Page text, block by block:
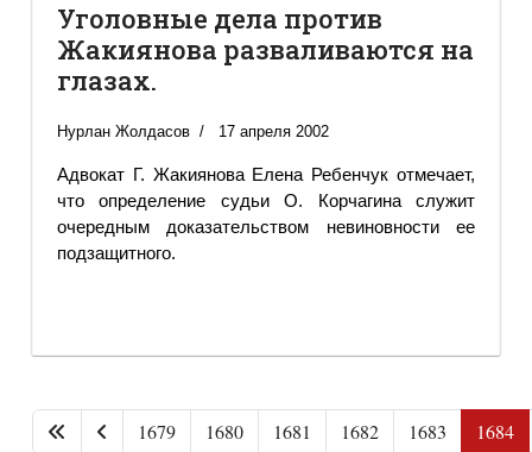
Уголовные дела против
Жакиянова разваливаются на
глазах.
Нурлан Жолдасов 17 апреля 2002
Адвокат Г. Жакиянова Елена Ребенчук отмечает,
что определение судьи О. Корчагина служит
очередным доказательством невиновности ее
подзащитного.
1679 1680 1681 1682 1683 1684